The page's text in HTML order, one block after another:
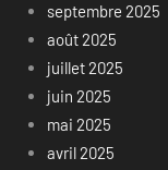
septembre 2025
août 2025
juillet 2025
juin 2025
mai 2025
avril 2025